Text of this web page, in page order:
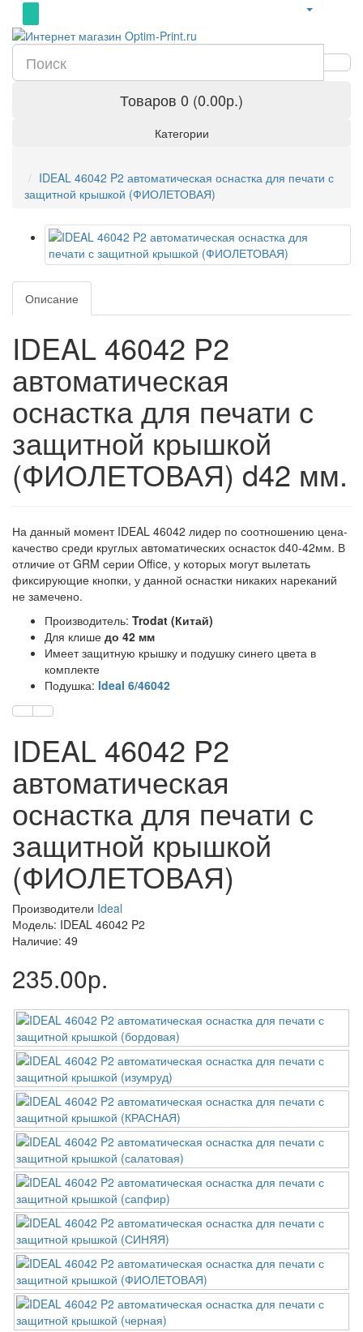
Товаров 0 (0.00р.)
Категории
IDEAL 46042 P2 автоматическая оснастка для печати с
защитной крышкой (ФИОЛЕТОВАЯ)
Описание
IDEAL 46042 P2
автоматическая
оснастка для печати с
защитной крышкой
(ФИОЛЕТОВАЯ) d42 мм.
На данный момент IDEAL 46042 лидер по соотношению цена-
качество среди круглых автоматических оснасток d40-42мм. В
отличие от GRM серии Office, у которых могут вылетать
фиксирующие кнопки, у данной оснастки никаких нареканий
не замечено.
Производитель: Trodat (Китай)
Для клише до 42 мм
Имеет защитную крышку и подушку синего цвета в
комплекте
Подушка: Ideal 6/46042
IDEAL 46042 P2
автоматическая
оснастка для печати с
защитной крышкой
(ФИОЛЕТОВАЯ)
Производители Ideal
Модель: IDEAL 46042 P2
Наличие: 49
235.00р.